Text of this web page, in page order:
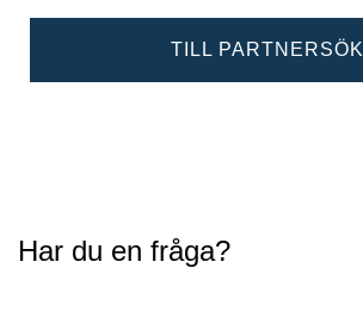
TILL PARTNERSÖK
Har du en fråga?